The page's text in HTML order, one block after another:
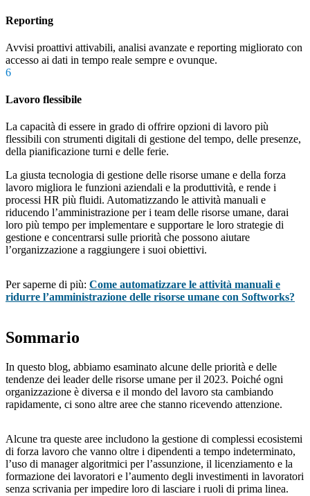
Reporting
Avvisi proattivi attivabili, analisi avanzate e reporting migliorato con
accesso ai dati in tempo reale sempre e ovunque.
6
Lavoro flessibile
La capacità di essere in grado di offrire opzioni di lavoro più
flessibili con strumenti digitali di gestione del tempo, delle presenze,
della pianificazione turni e delle ferie.
La giusta tecnologia di gestione delle risorse umane e della forza
lavoro migliora le funzioni aziendali e la produttività, e rende i
processi HR più fluidi. Automatizzando le attività manuali e
riducendo l’amministrazione per i team delle risorse umane, darai
loro più tempo per implementare e supportare le loro strategie di
gestione e concentrarsi sulle priorità che possono aiutare
l’organizzazione a raggiungere i suoi obiettivi.
Per saperne di più: Come automatizzare le attività manuali e
ridurre l’amministrazione delle risorse umane con Softworks?
Sommario
In questo blog, abbiamo esaminato alcune delle priorità e delle
tendenze dei leader delle risorse umane per il 2023. Poiché ogni
organizzazione è diversa e il mondo del lavoro sta cambiando
rapidamente, ci sono altre aree che stanno ricevendo attenzione.
Alcune tra queste aree includono la gestione di complessi ecosistemi
di forza lavoro che vanno oltre i dipendenti a tempo indeterminato,
l’uso di manager algoritmici per l’assunzione, il licenziamento e la
formazione dei lavoratori e l’aumento degli investimenti in lavoratori
senza scrivania per impedire loro di lasciare i ruoli di prima linea.